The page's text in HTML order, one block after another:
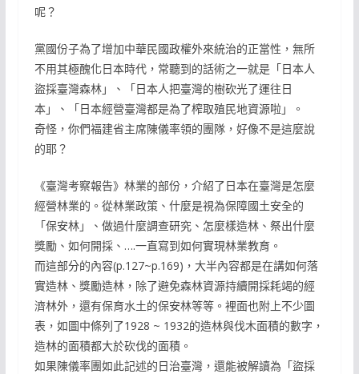
呢？
黨國份子為了增加中華民國政權外來統治的正當性，無所
不用其極醜化日本時代，常聽到的話術之一就是「日本人
盜採臺灣森林」、「日本人把臺灣的樹砍光了運往日
本」、「日本經營臺灣都是為了榨取殖民地資源啦」。
奇怪，你們福建省主席陳儀率領的團隊，好像不是這麼說
的耶？
《臺灣考察報告》林業的部份，介紹了日本在臺灣是怎麼
經營林業的。從林業政策、什麼是視為保障國土安全的
「保安林」、做過什麼調查研究、怎麼樣造林、祭出什麼
獎勵、如何開採、….一直寫到如何實現林業教育。
而這部分的內容(p.127~p.169)，大半內容都是在講如何落
實造林、獎勵造林，除了避免森林資源持續開採耗竭的經
濟林外，還有保育水土的保安林等等。裡面也附上不少圖
表，如圖中條列了1928 ~ 1932的造林與伐木面積的數字，
造林的面積都大於砍伐的面積。
如果陳儀率團如此記述的日治臺灣，還能被解讀為「盜採